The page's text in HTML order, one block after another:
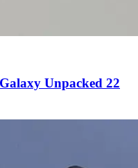
Unpacked 22